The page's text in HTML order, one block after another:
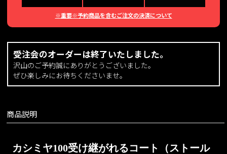
※重要※予約商品を含むご注文の決済について
受注会のオーダーは終了いたしました。
沢山のご予約誠にありがとうございました。
ぜひ楽しみにお待ちくださいませ。
商品説明
カシミヤ100受け継がれるコート（ストール